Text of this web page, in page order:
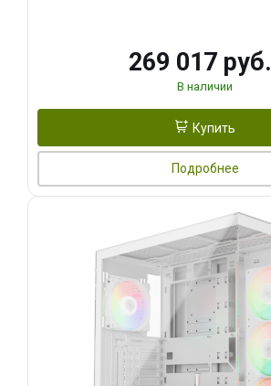
269 017 руб.
В наличии
Купить
Подробнее